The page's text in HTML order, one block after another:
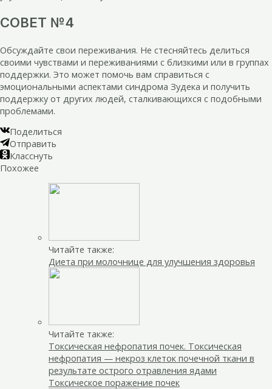
СОВЕТ №4
Обсуждайте свои переживания. Не стесняйтесь делиться
своими чувствами и переживаниями с близкими или в группах
поддержки. Это может помочь вам справиться с
эмоциональными аспектами синдрома Зудека и получить
поддержку от других людей, сталкивающихся с подобными
проблемами.
Поделиться
Отправить
Класснуть
Похожее
Читайте также:
Диета при молочнице для улучшения здоровья
Читайте также:
Токсическая нефропатия почек. Токсическая
нефропатия — некроз клеток почечной ткани в
результате острого отравления ядами
Токсическое поражение почек